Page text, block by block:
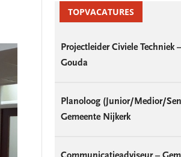
SidebarTOPVACATURES
Projectleider Civiele Techniek
Gouda
Planoloog (Junior/Medior/
Gemeente Nijkerk